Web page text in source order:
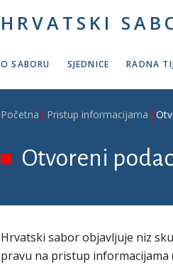
HRVATSKI
O SABORU SJEDNICE RADNA
Breadcrumb
Početna Pristup informacijama
Otvoreni
Hrvatski sabor objavljuje niz
pravu na pristup informacijama